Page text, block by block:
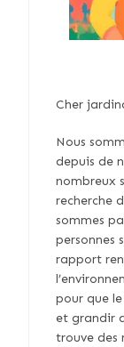
Cher
Nous
depuis de
nombreux
recherche
sommes
personnes
rapport
pour que
et grandir
trouve des